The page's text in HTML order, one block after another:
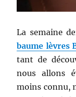
La semaine
baume lèvres
tant de
nous allons
moins connu,